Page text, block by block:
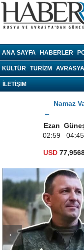
ANA SAYFA HABERLER
KÜLTÜR TURIZM AVRASYA
İLETİŞİM
Namaz
←
Ezan
02:59
04:45
USD
←